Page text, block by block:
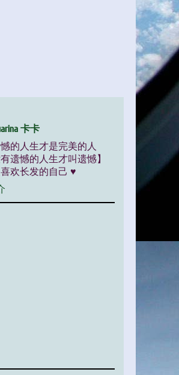
卡卡
憾的人生才是完美的人
遗憾的人生才叫遗憾】
欢长发的自己 ♥